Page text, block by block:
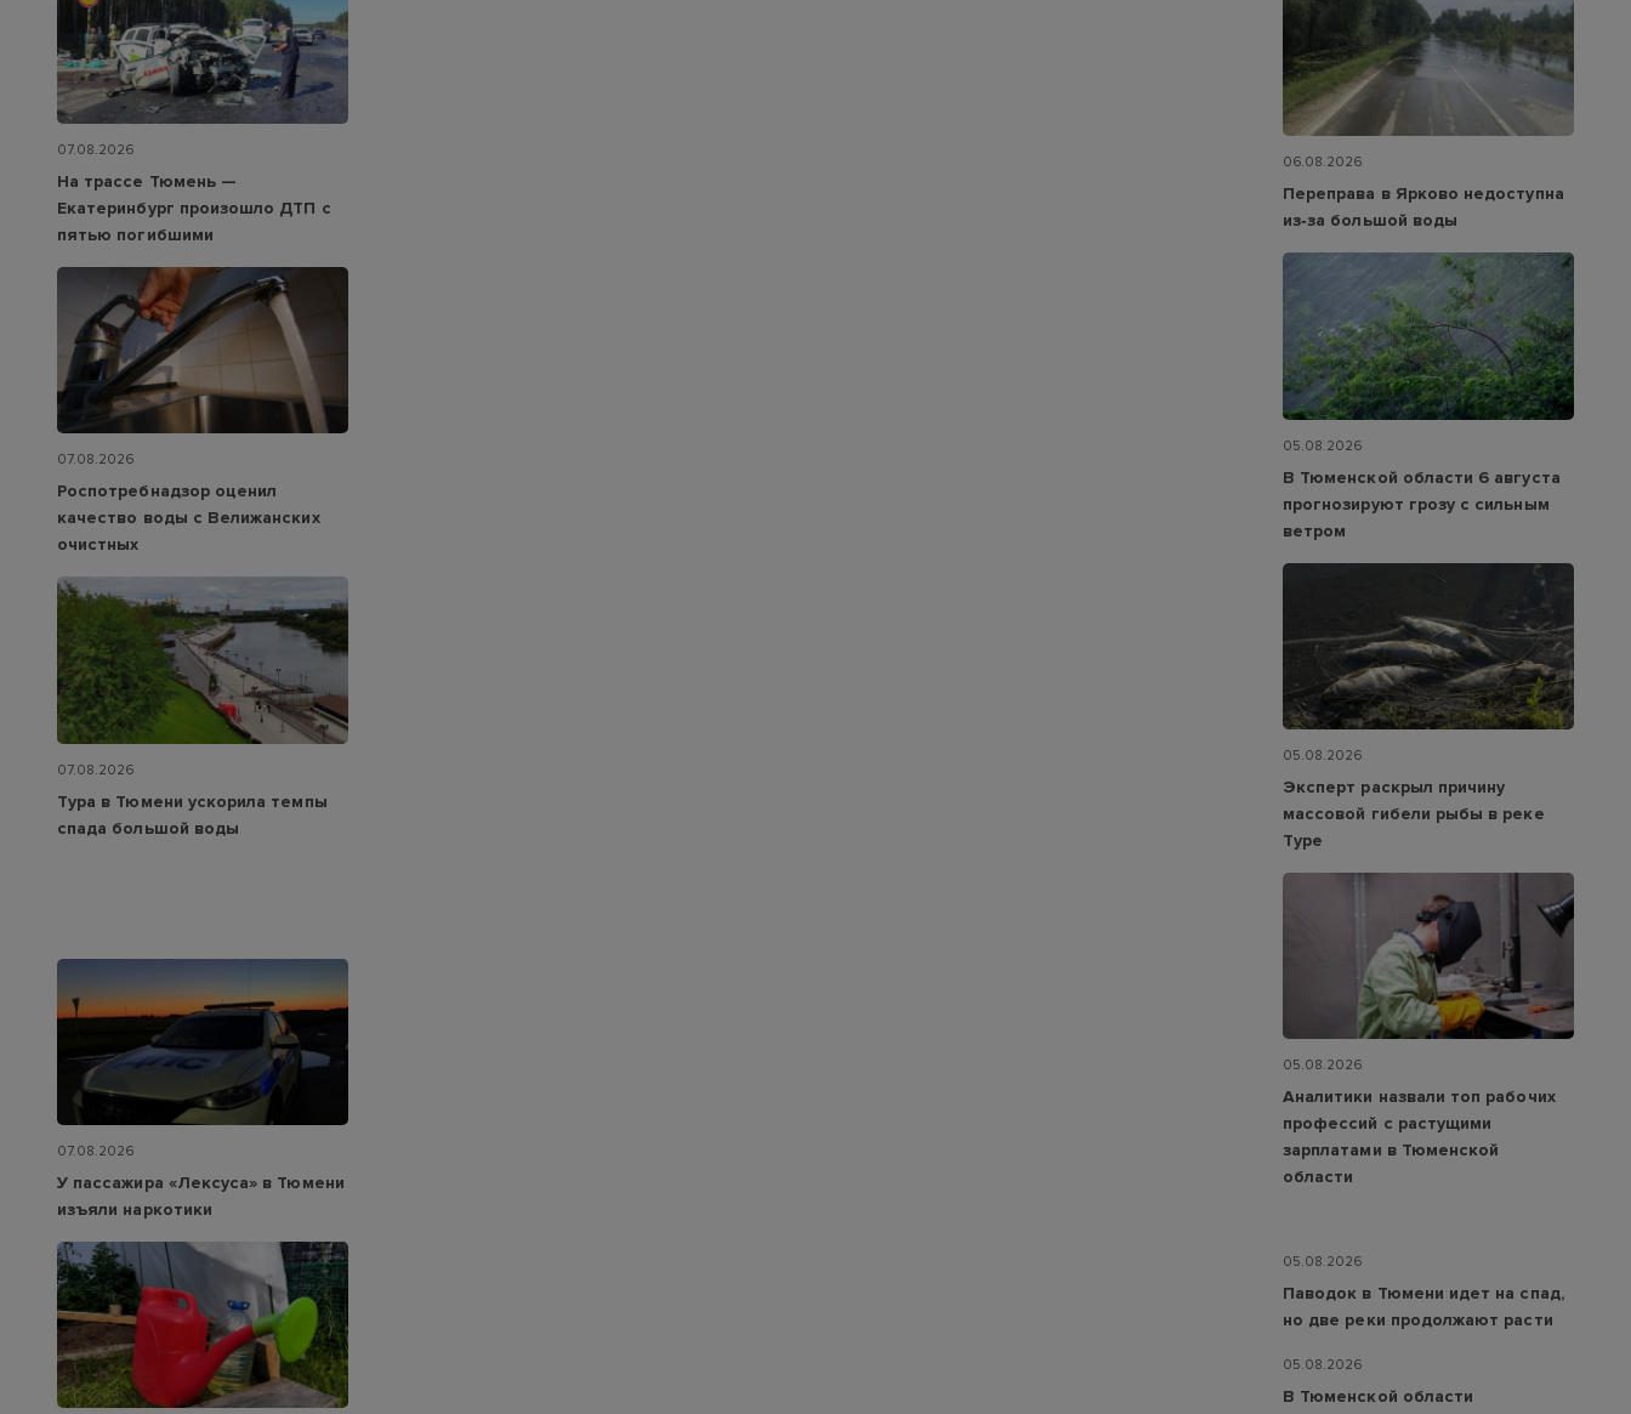
07.08.2026
На трассе Тюмень —
Екатеринбург произошло ДТП с
пятью погибшими
07.08.2026
Роспотребнадзор оценил
качество воды с Велижанских
очистных
07.08.2026
Тура в Тюмени ускорила темпы
спада большой воды
07.08.2026
У пассажира «Лексуса» в Тюмени
изъяли наркотики
06.08.2026
Переправа в Ярково недоступна
из‑за большой воды
05.08.2026
В Тюменской области 6 августа
прогнозируют грозу с сильным
ветром
05.08.2026
Эксперт раскрыл причину
массовой гибели рыбы в реке
Туре
05.08.2026
Аналитики назвали топ рабочих
профессий с растущими
зарплатами в Тюменской
области
05.08.2026
Паводок в Тюмени идет на спад,
но две реки продолжают расти
05.08.2026
В Тюменской области